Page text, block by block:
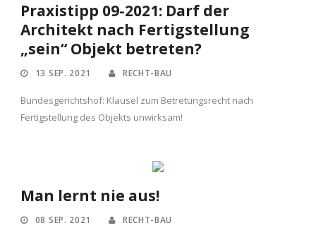
Praxistipp 09-2021: Darf der
Architekt nach Fertigstellung
„sein“ Objekt betreten?
13 SEP. 2021 RECHT-BAU
Bundesgerichtshof: Klausel zum Betretungsrecht nach
Fertigstellung des Objekts unwirksam!
Man lernt nie aus!
08 SEP. 2021 RECHT-BAU